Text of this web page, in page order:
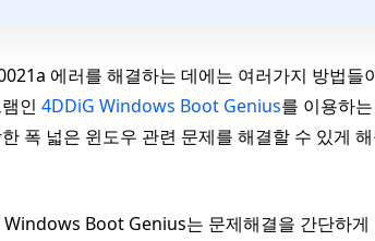
에러를 해결하는 데에는 여러가지 방법
인 4DDiG Windows Boot Genius를 이용하
폭 넓은 윈도우 관련 문제를 해결할 수 있게
Boot Genius는 문제해결을 간단하